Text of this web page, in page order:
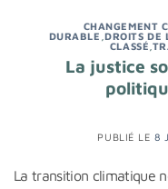
CHANGEMENT
DURABLE ,DROITS DE
CLASSÉ
La justice
PUBLIÉ LE 8
La transition climatique